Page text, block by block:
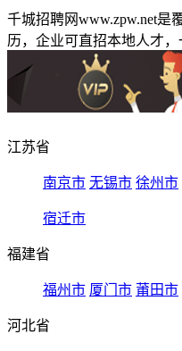
千城招聘网www.zpw.net
历，企业可直招本地人才
江苏省
南京市 无锡市 徐州市
宿迁市
福建省
福州市 厦门市 莆田市
河北省